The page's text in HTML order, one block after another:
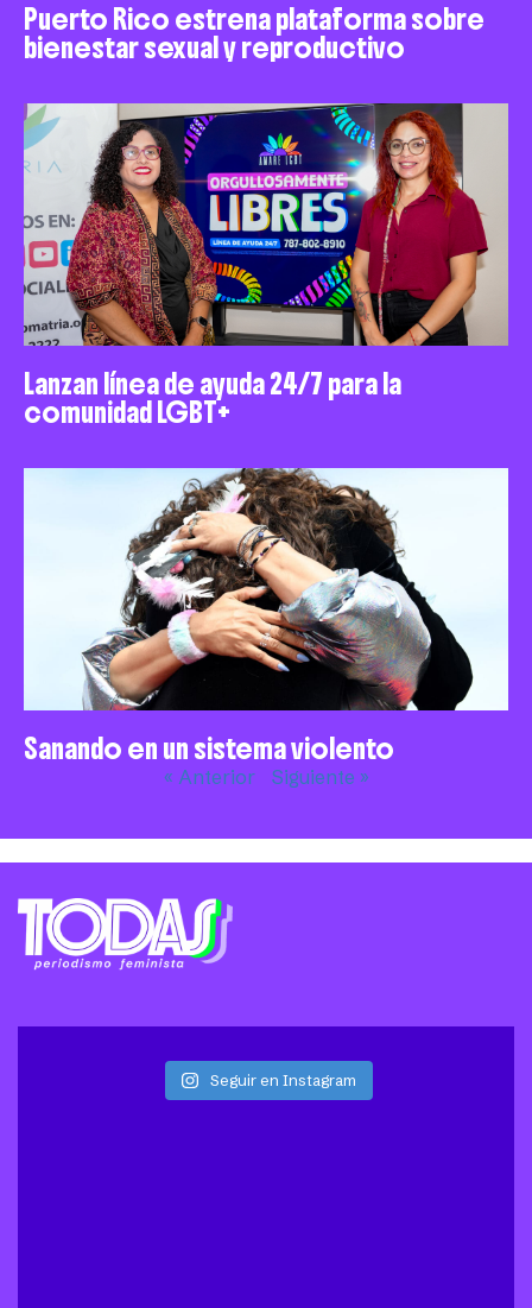
Puerto Rico estrena plataforma sobre
bienestar sexual y reproductivo
Lanzan línea de ayuda 24/7 para la
comunidad LGBT+
Sanando en un sistema violento
« Anterior Siguiente »
Seguir en Instagram